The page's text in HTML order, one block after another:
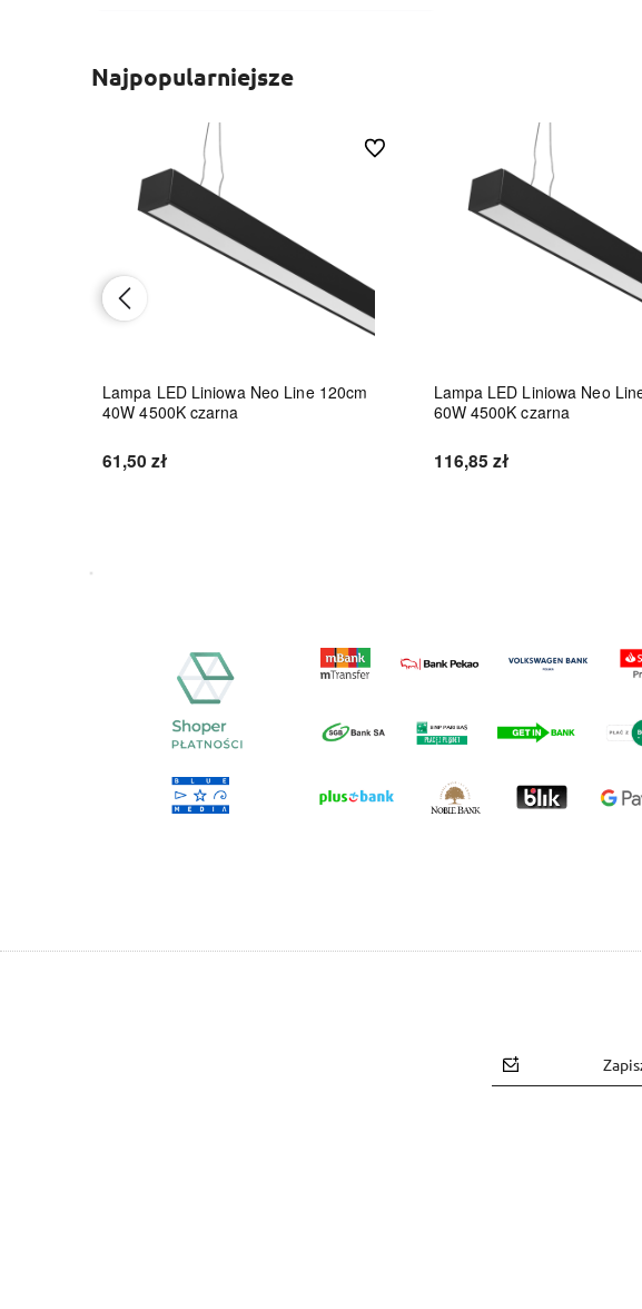
Najpopularniejsze
Lampa LED Liniowa Neo Line 120cm
40W 4500K czarna
61,50 zł
Do ulubionych
Lampa LED Liniowa Neo
60W 4500K czarna
116,85 zł